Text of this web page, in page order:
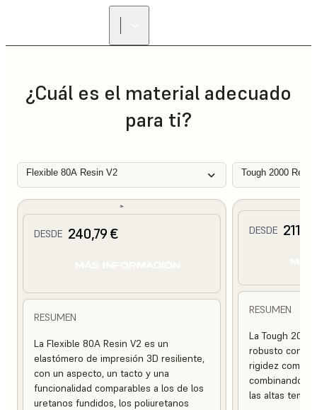
¿Cuál es el material adecuado
para ti?
Flexible 80A Resin V2 Tough 2000
DESDE 240,79 €
RESUMEN
La Flexible 80A Resin V2 es un
elastómero de impresión 3D resiliente,
con un aspecto, un tacto y una
funcionalidad comparables a los de los
uretanos fundidos, los poliuretanos
DESDE
RESUMEN
La Tough
robusto con
rigidez
combinando
las altas